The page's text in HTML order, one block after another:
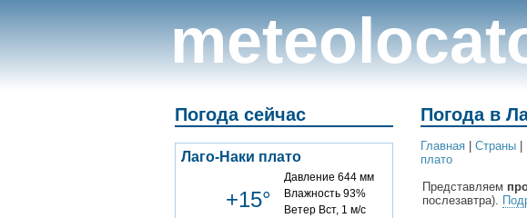
Погода сейчас
Лаго-Наки плато
+15°
Давление 644 мм
Влажность 93%
Ветер Вст, 1 м/с
Погода в
Главная Cтраны
плато
Представляем
послезавтра).